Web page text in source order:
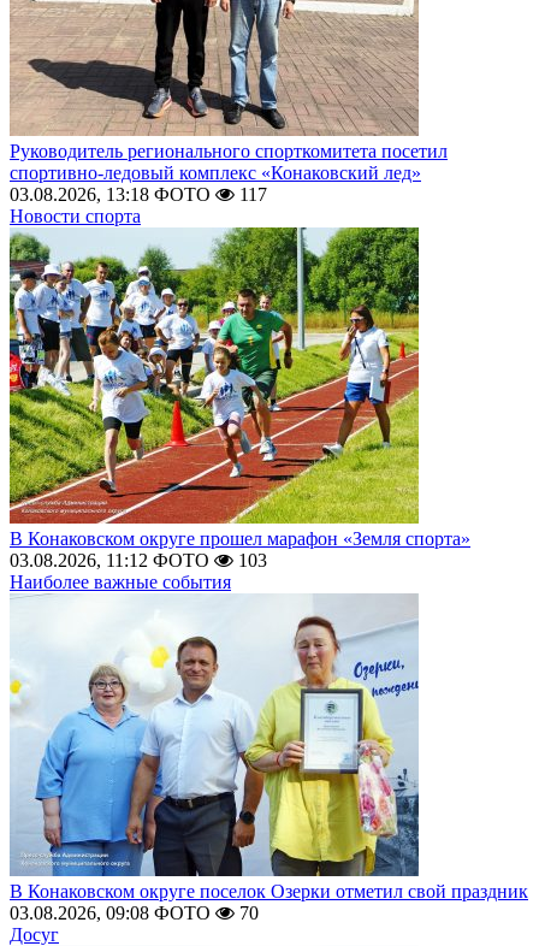
Руководитель регионального спорткомитета посетил
спортивно-ледовый комплекс «Конаковский лед»
03.08.2026, 13:18 ФОТО
117
Новости спорта
В Конаковском округе прошел марафон «Земля спорта»
03.08.2026, 11:12 ФОТО
103
Наиболее важные события
В Конаковском округе поселок Озерки отметил свой праздник
03.08.2026, 09:08 ФОТО
70
Досуг